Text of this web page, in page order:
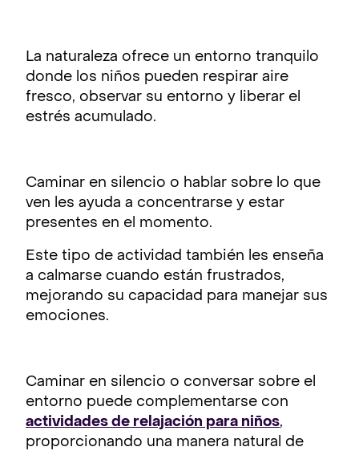
La naturaleza ofrece un entorno tranquilo
donde los niños pueden respirar aire
fresco, observar su entorno y liberar el
estrés acumulado.
Caminar en silencio o hablar sobre lo que
ven les ayuda a concentrarse y estar
presentes en el momento.
Este tipo de actividad también les enseña
a calmarse cuando están frustrados,
mejorando su capacidad para manejar sus
emociones.
Caminar en silencio o conversar sobre el
entorno puede complementarse con
actividades de relajación para niños,
proporcionando una manera natural de